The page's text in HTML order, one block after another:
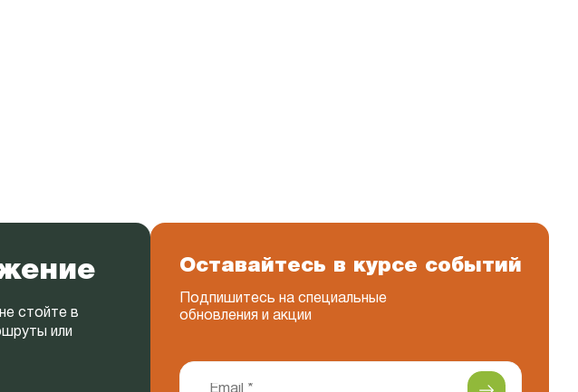
стойте в
или
Оставайтесь в курсе событий
Подпишитесь на специальные
обновления и акции